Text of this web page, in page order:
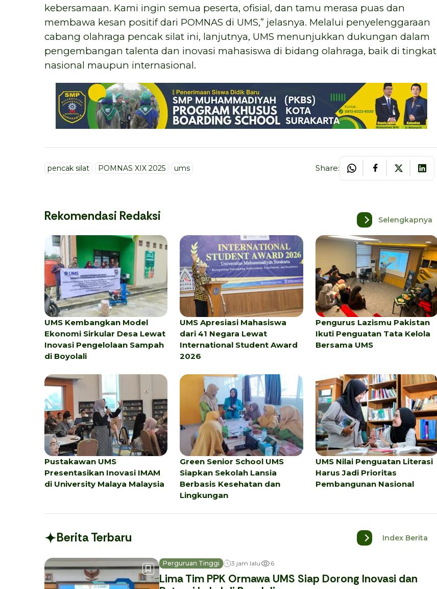
kebersamaan. Kami ingin semua peserta, ofisial, dan tamu merasa puas dan
membawa kesan positif dari POMNAS di UMS,” jelasnya. Melalui penyelenggaraan
cabang olahraga pencak silat ini, lanjutnya, UMS menunjukkan dukungan dalam
pengembangan talenta dan inovasi mahasiswa di bidang olahraga, baik di tingkat
nasional maupun internasional.
pencak silat POMNAS XIX 2025 ums Share:
Rekomendasi Redaksi Selengkapnya
UMS Kembangkan Model
Ekonomi Sirkular Desa Lewat
Inovasi Pengelolaan Sampah
di Boyolali
UMS Apresiasi Mahasiswa
dari 41 Negara Lewat
International Student Award
2026
Pengurus Lazismu Pakistan
Ikuti Penguatan Tata Kelola
Bersama UMS
Pustakawan UMS
Presentasikan Inovasi IMAM
di University Malaya Malaysia
Green Senior School UMS
Siapkan Sekolah Lansia
Berbasis Kesehatan dan
Lingkungan
UMS Nilai Penguatan Literasi
Harus Jadi Prioritas
Pembangunan Nasional
Berita Terbaru Index Berita
Perguruan Tinggi 3 jam lalu 6
Lima Tim PPK Ormawa UMS Siap Dorong Inovasi dan